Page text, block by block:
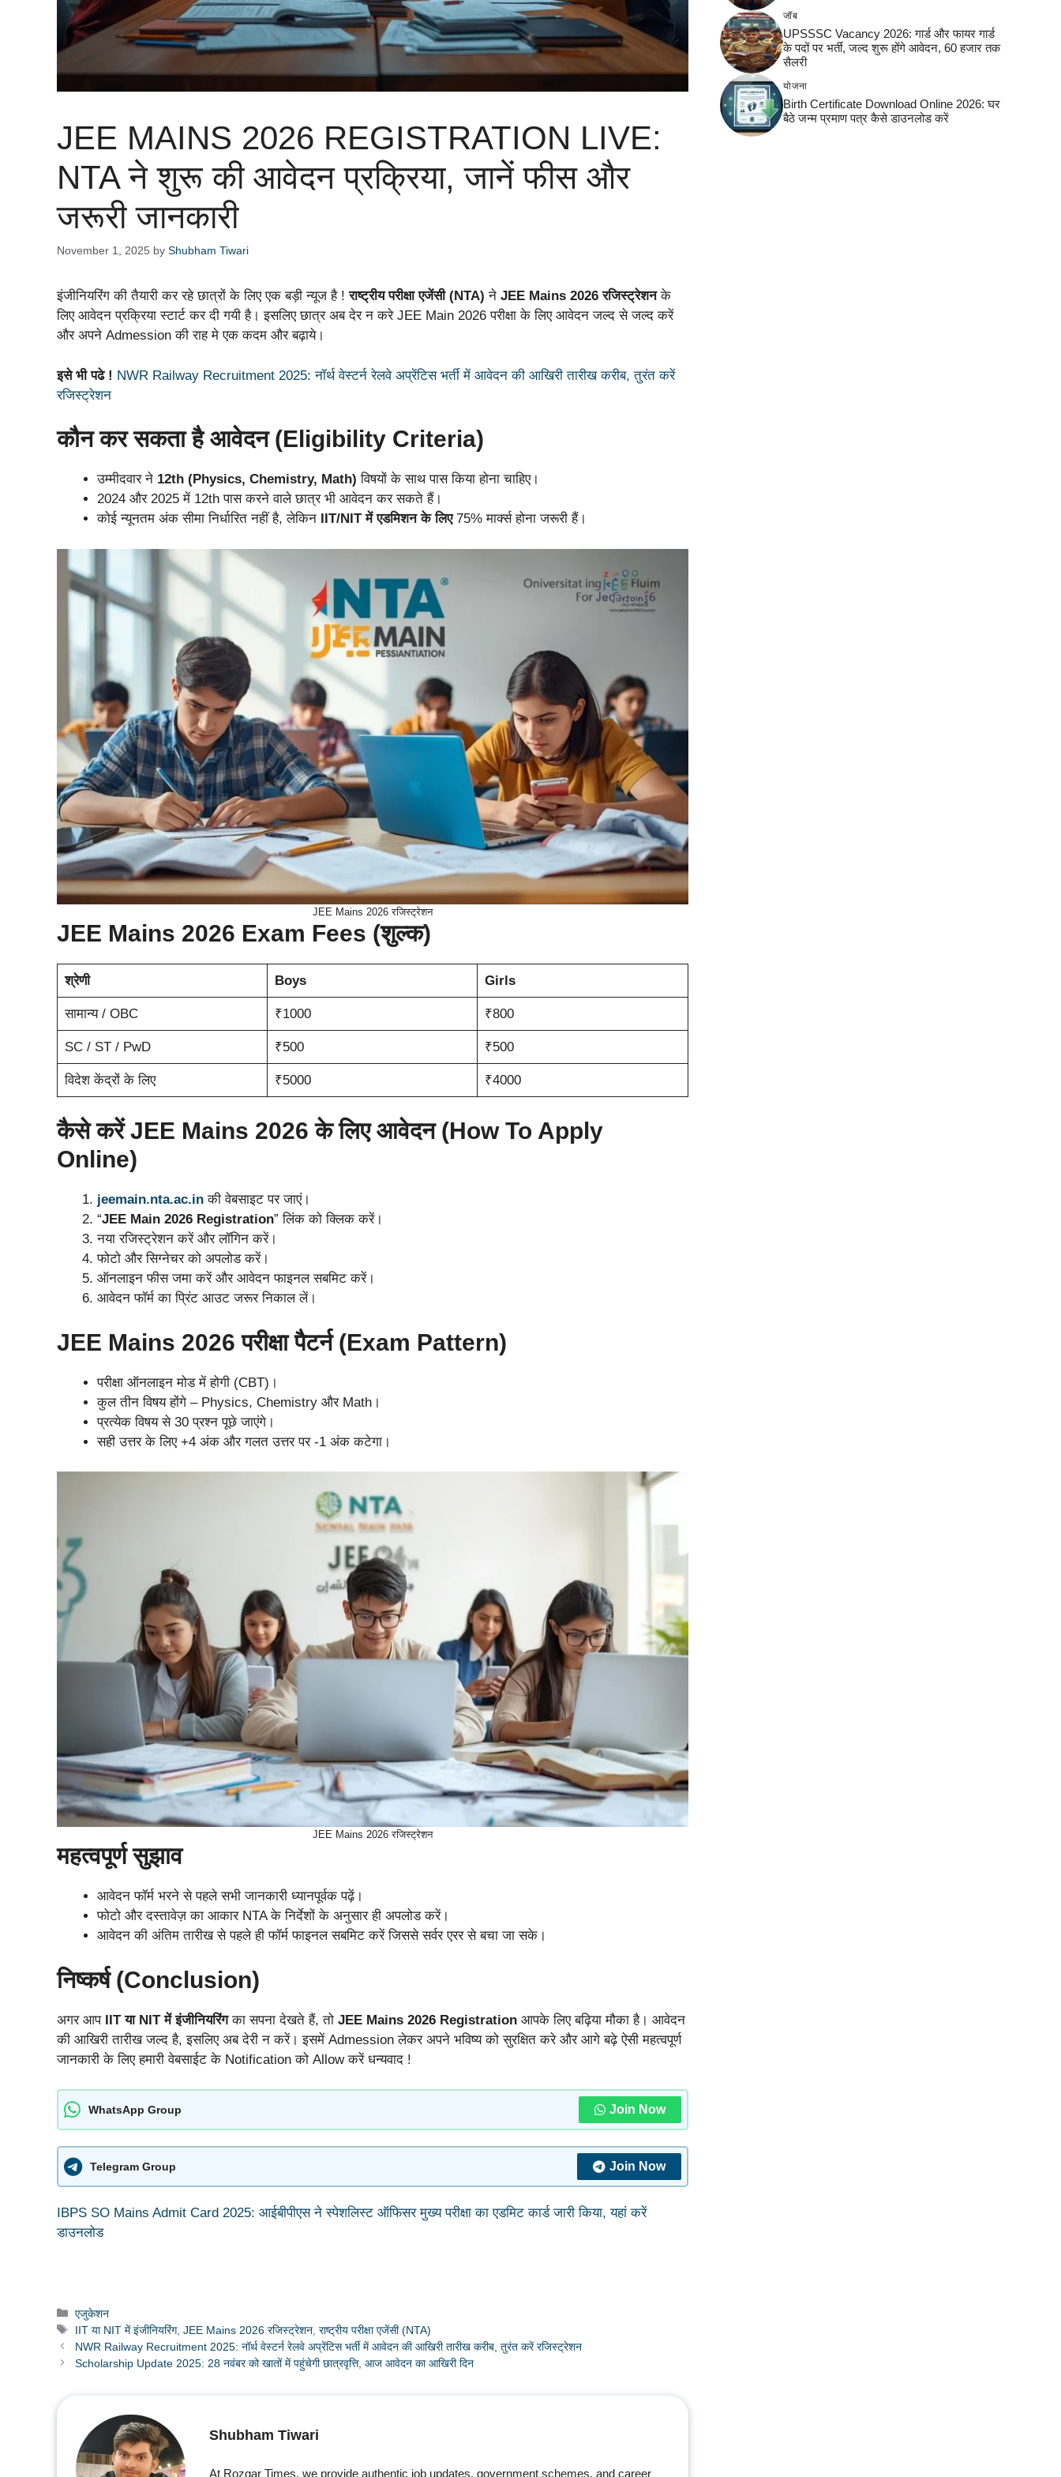
JEE MAINS 2026 REGISTRATION LIVE:
NTA ने शुरू की आवेदन प्रक्रिया, जानें फीस और
जरूरी जानकारी
November 1, 2025 by Shubham Tiwari
इंजीनियरिंग की तैयारी कर रहे छात्रों के लिए एक बड़ी न्यूज है !राष्ट्रीय परीक्षा एजेंसी (NTA) ने JEE Mains 2026 रजिस्ट्रेशनके
लिए आवेदन प्रक्रिया स्टार्ट कर दी गयी है। इसलिए छात्र अब देर न करे JEE Main 2026 परीक्षा के लिए आवेदन जल्द से जल्द करें
और अपने Admession की राह मे एक कदम और बढ़ाये।
इसे भी पढे ! NWR Railway Recruitment 2025: नॉर्थ वेस्टर्न रेलवे अप्रेंटिस भर्ती में आवेदन की आखिरी तारीख करीब, तुरंत करें
रजिस्ट्रेशन
कौन कर सकता है आवेदन (Eligibility Criteria)
उम्मीदवार ने 12th (Physics, Chemistry, Math) विषयों के साथ पास किया होना चाहिए।
2024 और 2025 में 12th पास करने वाले छात्र भी आवेदन कर सकते हैं।
कोई न्यूनतम अंक सीमा निर्धारित नहीं है, लेकिन
IIT/NIT में एडमिशन के लिए75% मार्क्स होना जरूरी हैं।
JEE Mains 2026 रजिस्ट्रेशन
JEE Mains 2026 Exam Fees (शुल्क)
श्रेणी Boys Girls
सामान्य / OBC ₹1000 ₹800
SC / ST / PwD ₹500 ₹500
विदेश केंद्रों के लिए ₹5000 ₹4000
कैसे करें JEE Mains 2026 के लिए आवेदन (How To Apply
Online)
jeemain.nta.ac.in की वेबसाइट पर जाएं।
“JEE Main 2026 Registration” लिंक को क्लिक करें।
नया रजिस्ट्रेशन करें और लॉगिन करें।
फोटो और सिग्नेचर को अपलोड करें।
ऑनलाइन फीस जमा करें और आवेदन फाइनल सबमिट करें।
आवेदन फॉर्म का प्रिंट आउट जरूर निकाल लें।
JEE Mains 2026 परीक्षा पैटर्न (Exam Pattern)
परीक्षा ऑनलाइन मोड में होगी (CBT)।
कुल तीन विषय होंगे – Physics, Chemistry और Math।
प्रत्येक विषय से 30 प्रश्न पूछे जाएंगे।
सही उत्तर के लिए +4 अंक और गलत उत्तर पर -1 अंक कटेगा।
JEE Mains 2026 रजिस्ट्रेशन
महत्वपूर्ण सुझाव
आवेदन फॉर्म भरने से पहले सभी जानकारी ध्यानपूर्वक पढ़ें।
फोटो और दस्तावेज़ का आकार NTA के निर्देशों के अनुसार ही अपलोड करें।
आवेदन की अंतिम तारीख से पहले ही फॉर्म फाइनल सबमिट करें जिससे सर्वर एरर से बचा जा सके।
निष्कर्ष (Conclusion)
अगर आप IIT या NIT में इंजीनियरिंगका सपना देखते हैं, तो JEE Mains 2026 Registration आपके लिए बढ़िया मौका है। आवेदन
की आखिरी तारीख जल्द है, इसलिए अब देरी न करें। इसमें Admession लेकर अपने भविष्य को सुरक्षित करे और आगे बढ़े ऐसी महत्वपूर्ण
जानकारी के लिए हमारी वेबसाईट के Notification को Allow करें धन्यवाद !
WhatsApp Group Join Now
Telegram Group Join Now
IBPS SO Mains Admit Card 2025: आईबीपीएस ने स्पेशलिस्ट ऑफिसर मुख्य परीक्षा का एडमिट कार्ड जारी किया, यहां करें
डाउनलोड
Categories
एजुकेशन
Tags
IIT या NIT में इंजीनियरिंग,JEE Mains 2026 रजिस्ट्रेशन ,राष्ट्रीय परीक्षा एजेंसी (NTA)
NWR Railway Recruitment 2025: नॉर्थ वेस्टर्न रेलवे अप्रेंटिस भर्ती में आवेदन की आखिरी तारीख करीब, तुरंत करें रजिस्ट्रेशन
Scholarship Update 2025: 28 नवंबर को खातों में पहुंचेगी छात्रवृत्ति, आज आवेदन का आखिरी दिन
Shubham Tiwari
At Rozgar Times, we provide authentic job updates, government schemes, and career
जॉब
UPSSSC Vacancy 2026: गार्ड और फायर गार्ड
के पदों पर भर्ती, जल्द शुरू होंगे आवेदन, 60 हजार तक
सैलरी
योजना
Birth Certificate Download Online 2026: घर
बैठे जन्म प्रमाण पत्र कैसे डाउनलोड करें